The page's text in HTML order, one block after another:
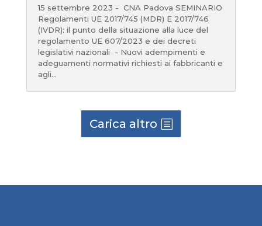
15 settembre 2023 - CNA Padova SEMINARIO
Regolamenti UE 2017/745 (MDR) E 2017/746
(IVDR): il punto della situazione alla luce del
regolamento UE 607/2023 e dei decreti
legislativi nazionali - Nuovi adempimenti e
adeguamenti normativi richiesti ai fabbricanti e
agli...
Carica altro